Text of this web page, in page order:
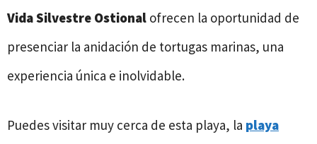
Vida Silvestre Ostional ofrecen la oportunidad de
presenciar la anidación de tortugas marinas, una
experiencia única e inolvidable.
Puedes visitar muy cerca de esta playa, la playa